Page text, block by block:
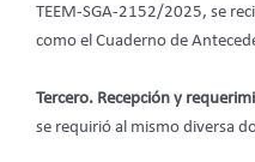
TEEM-SGA-2152/2025, se
como el Cuaderno de
Tercero. Recepción y
se requirió al mismo diversa